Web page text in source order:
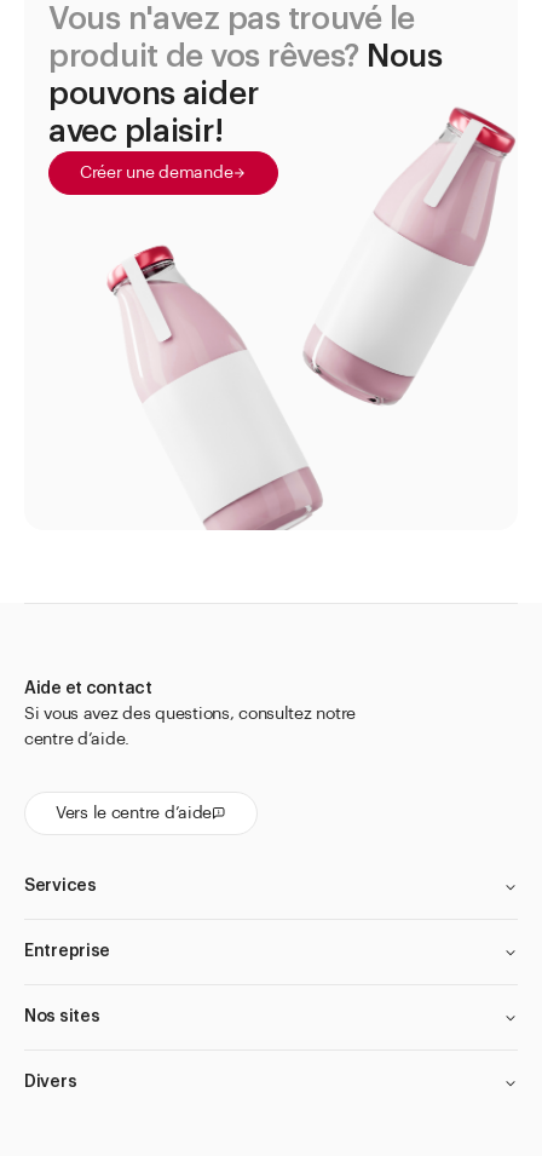
Shop le Look
Centre d'aide
Entreprise
Vous n'avez pas trouvé le
produit de vos rêves? Nous
pouvons aider
avec plaisir!
Créer une demande
Aide et contact
Si vous avez des questions, consultez notre
centre d’aide.
Vers le centre d’aide
Services
Entreprise
Nos sites
Divers